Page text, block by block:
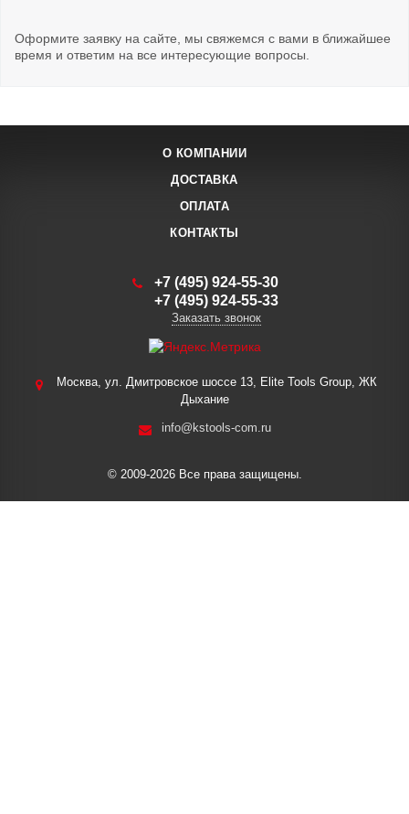
Оформите заявку на сайте, мы свяжемся с вами в ближайшее
время и ответим на все интересующие вопросы.
О КОМПАНИИ
ДОСТАВКА
ОПЛАТА
КОНТАКТЫ
+7 (495) 924-55-30
+7 (495) 924-55-33
Заказать звонок
Москва, ул. Дмитровское шоссе 13, Elite Tools Group, ЖК
Дыхание
info@kstools-com.ru
© 2009-2026 Все права защищены.